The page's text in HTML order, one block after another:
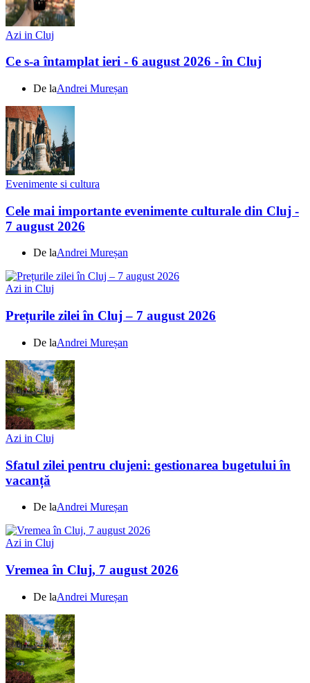
Azi in Cluj
Ce s-a întamplat ieri - 6 august 2026 - în Cluj
De laAndrei Mureșan
Evenimente si cultura
Cele mai importante evenimente culturale din Cluj -
7 august 2026
De laAndrei Mureșan
Azi in Cluj
Prețurile zilei în Cluj – 7 august 2026
De laAndrei Mureșan
Azi in Cluj
Sfatul zilei pentru clujeni: gestionarea bugetului în
vacanță
De laAndrei Mureșan
Azi in Cluj
Vremea în Cluj, 7 august 2026
De laAndrei Mureșan